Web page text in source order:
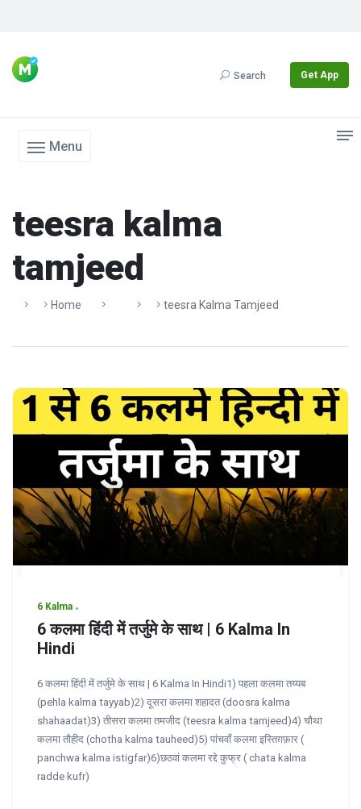
Search Get App
Menu
teesra kalma
tamjeed
Home Teesra Kalma Tamjeed
6 Kalma
6 कलमा हिंदी में तर्जुमे के साथ | 6 Kalma In
Hindi
6 कलमा हिंदी में तर्जुमे के साथ | 6 Kalma In Hindi1) पहला कलमा तय्यब
(pehla kalma tayyab)2) दूसरा कलमा शहादत (doosra kalma
shahaadat)3) तीसरा कलमा तमजीद (teesra kalma tamjeed)4) चौथा
कलमा तौहीद (chotha kalma tauheed)5) पांचवाँ कलमा इस्तिग़फ़ार (
panchwa kalma istigfar)6)छठवां कलमा रद्दे कुफ्र ( chata kalma
radde kufr)